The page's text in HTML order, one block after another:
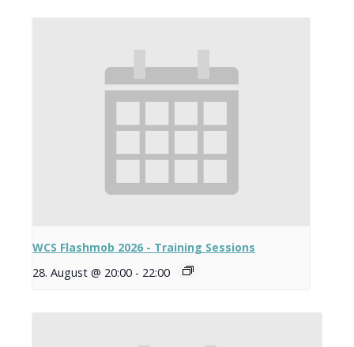
WCS Flashmob 2026 - Training Sessions
28. August @ 20:00 - 22:00